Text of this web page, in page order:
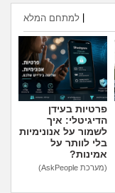
למתחם המלא
הוספת טיפ
פרטיות בעידן
הדיגיטלי: איך
לשמור על אנונימיות
בלי לוותר על
אמינות?
(מערכת AskPeople)